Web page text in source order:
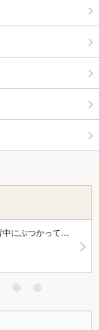
中にぶつかって…